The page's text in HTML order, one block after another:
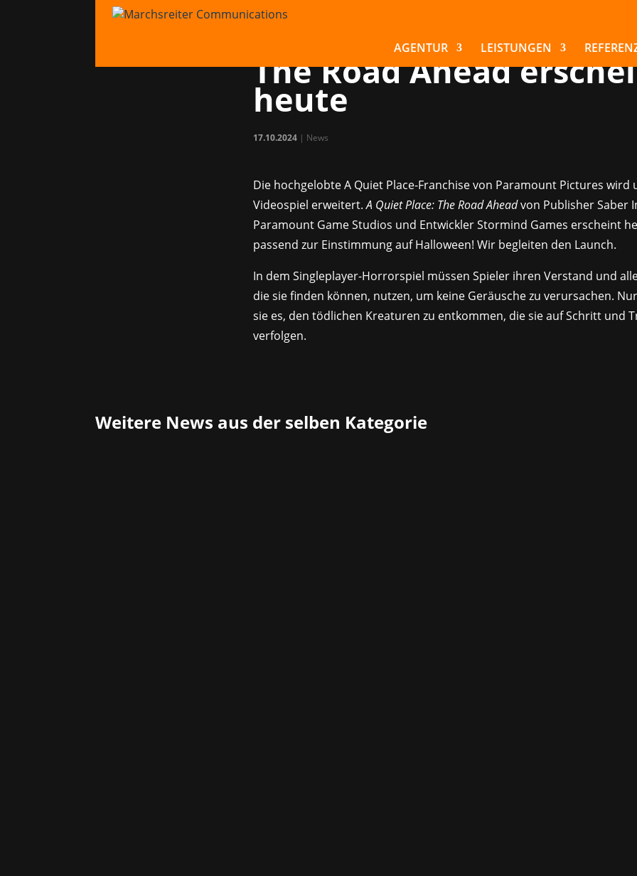
AGENTUR LEISTUNGEN
Leise, still, aber nicht
heimlich – A Quiet
The Road Ahead
heute
17.10.2024| News
Die hochgelobte A Quiet Place-Franchise von Paramount Pictures wird
Videospiel erweitert.A Quiet Place: The Road Aheadvon Publisher Saber
Paramount Game Studios und Entwickler Stormind Games erscheint
passend zur Einstimmung auf Halloween! Wir begleiten den Launch.
In dem Singleplayer-Horrorspiel müssen Spieler ihren Verstand und
die sie finden können, nutzen, um keine Geräusche zu verursachen.
sie es, den tödlichen Kreaturen zu entkommen, die sie auf Schritt und
verfolgen.
Weitere News aus der selben Kategorie